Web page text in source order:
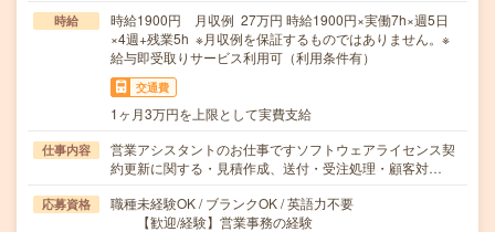
時給
時給1900円 月収例 27万円 時給1900円×実働7h×週5日
×4週+残業5h ※月収例を保証するものではありません。※
給与即受取りサービス利用可（利用条件有）
交通費
1ヶ月3万円を上限として実費支給
仕事内容
営業アシスタントのお仕事ですソフトウェアライセンス契
約更新に関する・見積作成、送付・受注処理・顧客対…
応募資格
職種未経験OK / ブランクOK / 英語力不要
【歓迎/経験】営業事務の経験